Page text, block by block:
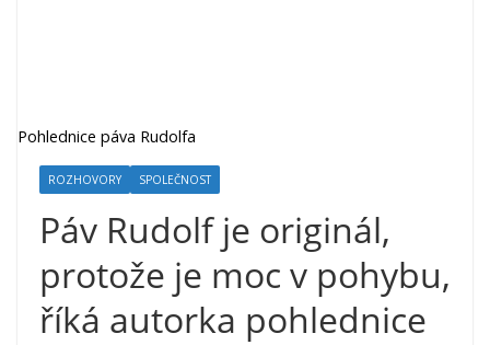
Pohlednice páva Rudolfa
ROZHOVORY SPOLEČNOST
Páv Rudolf je originál,
protože je moc v pohybu,
říká autorka pohlednice